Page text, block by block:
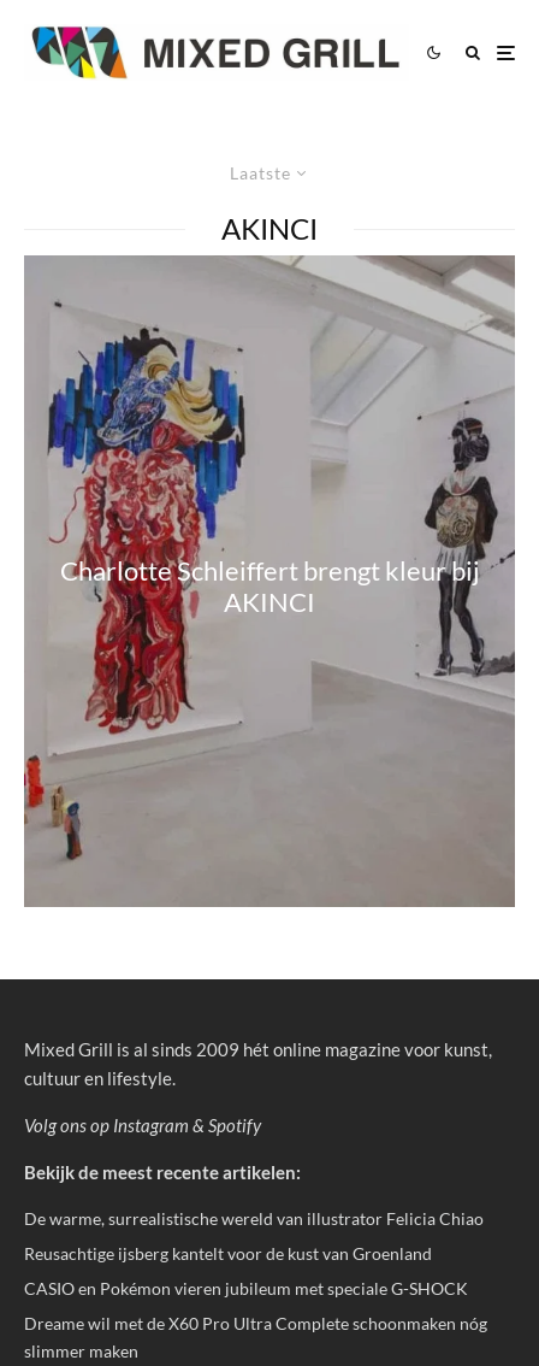
Laatste
AKINCI
Charlotte Schleiffert brengt kleur bij
AKINCI
Mixed Grill is al sinds 2009 hét online magazine voor kunst,
cultuur en lifestyle.
Volg ons op Instagram & Spotify
Bekijk de meest recente artikelen:
De warme, surrealistische wereld van illustrator Felicia Chiao
Reusachtige ijsberg kantelt voor de kust van Groenland
CASIO en Pokémon vieren jubileum met speciale G-SHOCK
Dreame wil met de X60 Pro Ultra Complete schoonmaken nóg
slimmer maken